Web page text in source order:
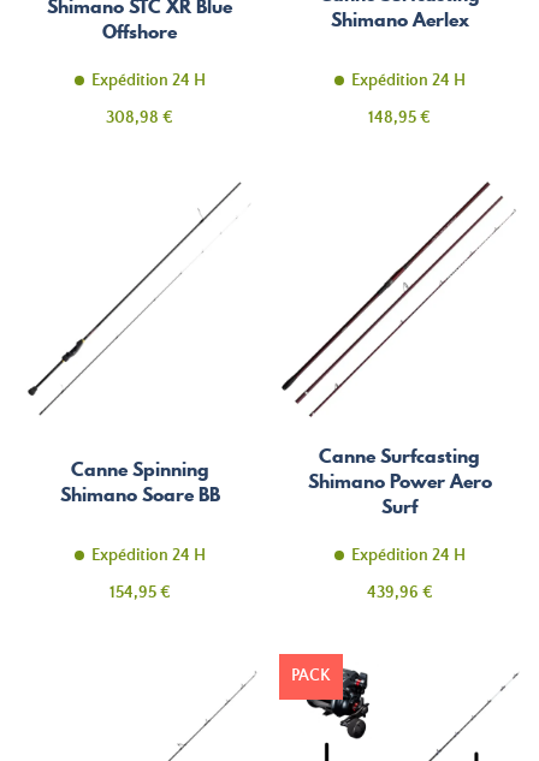
Shimano STC XR Blue
Offshore
Expédition 24 H
Prix
308,98 €
Shimano Aerlex
Expédition 24 H
Prix
148,95 €
Canne Spinning
Shimano Soare BB
Expédition 24 H
Prix
154,95 €
Canne Surfcasting
Shimano Power Aero
Surf
Expédition 24 H
Prix
439,96 €
PACK